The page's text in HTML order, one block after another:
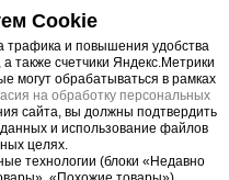
свариваемостью,
Поверхность
обработана
для увеличения
влажности
Cookie
трафика и повышения удобства
также счетчики Яндекс.Метрики
могут обрабатываться в рамках
на обработку персональных
сайта, вы должны подтвердить
и использование файлов
целях.
технологии (блоки «Недавно